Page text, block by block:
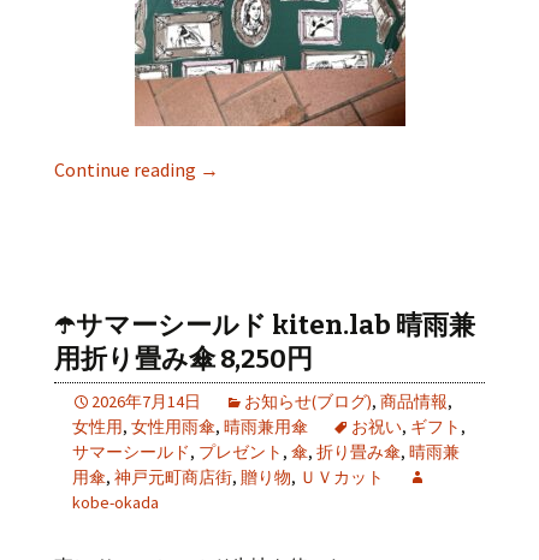
Continue reading →
☂️サマーシールド kiten.lab 晴雨兼
用折り畳み傘 8,250円
2026年7月14日 お知らせ(ブログ), 商品情報,
女性用, 女性用雨傘, 晴雨兼用傘 お祝い, ギフト ,
サマーシールド, プレゼント , 傘, 折り畳み傘, 晴雨兼
用傘, 神戸元町商店街, 贈り物, ＵＶカット
kobe-okada